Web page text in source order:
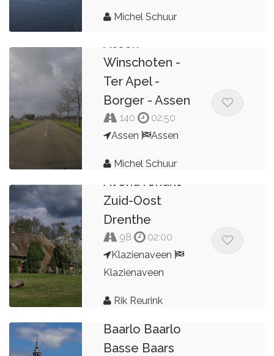
Michel Schuur
Assen -
Winschoten -
Ter Apel -
Borger - Assen
140
02:50
Assen
Assen
Michel Schuur
Avond rondrit
Zuid-Oost
Drenthe
98
02:00
Klazienaveen
Klazienaveen
Rik Reurink
Baarlo Baarlo
Basse Baars